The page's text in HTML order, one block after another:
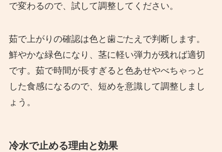
で変わるので、試して調整してください。
茹で上がりの確認は色と歯ごたえで判断します。
鮮やかな緑色になり、茎に軽い弾力が残れば適切
です。茹で時間が長すぎると色あせやべちゃっと
した食感になるので、短めを意識して調整しまし
ょう。
冷水で止める理由と効果